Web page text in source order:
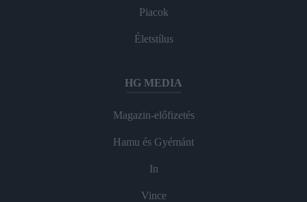
Piacok
Életstílus
HG MEDIA
Magazin-előfizetés
Hamu és Gyémánt
In
Vince